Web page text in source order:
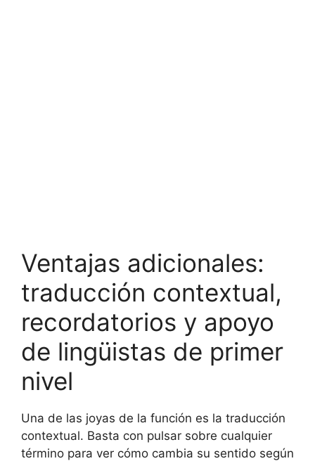
Ventajas adicionales:
traducción contextual,
recordatorios y apoyo
de lingüistas de primer
nivel
Una de las joyas de la función es la traducción
contextual. Basta con pulsar sobre cualquier
término para ver cómo cambia su sentido según